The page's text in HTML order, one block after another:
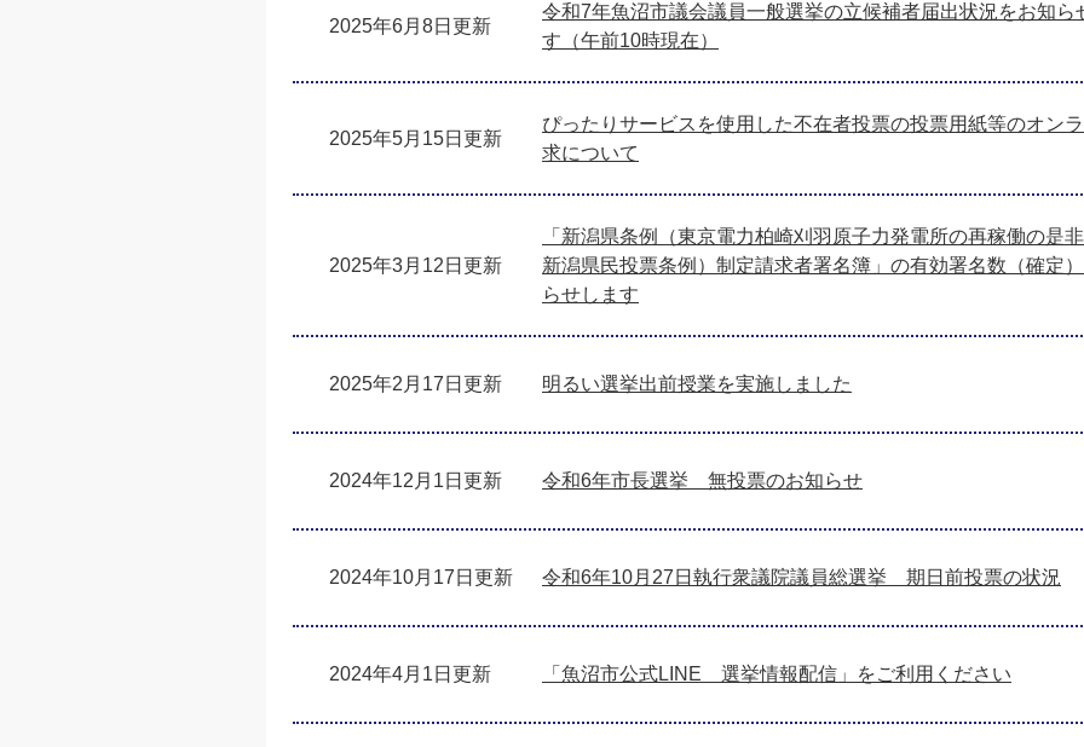
2025年6月8日更新
令和7年魚沼市議会議員一般選挙の立候補者届出状況をお知ら
す（午前10時現在）
2025年5月15日更新
ぴったりサービスを使用した不在者投票の投票用紙等のオン
求について
2025年3月12日更新
「新潟県条例（東京電力柏崎刈羽原子力発電所の再稼働の是
新潟県民投票条例）制定請求者署名簿」の有効署名数（確定
らせします
2025年2月17日更新 明るい選挙出前授業を実施しました
2024年12月1日更新 令和6年市長選挙 無投票のお知らせ
2024年10月17日更新 令和6年10月27日執行衆議院議員総選挙 期日前投票の状況
2024年4月1日更新 「魚沼市公式LINE 選挙情報配信」をご利用ください